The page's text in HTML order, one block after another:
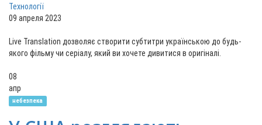
Технології
09 апреля 2023
Live Translation дозволяє створити субтитри українською до будь-
якого фільму чи серіалу, який ви хочете дивитися в оригіналі.
08
апр
небезпека